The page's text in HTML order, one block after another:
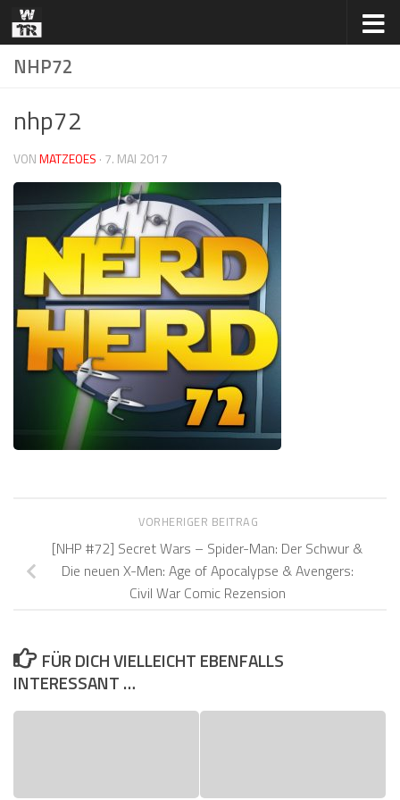
Zum Inhalt springen
NHP72
nhp72
VONMATZEOES · 7. MAI 2017
VORHERIGER BEITRAG
[NHP #72] Secret Wars – Spider-Man: Der Schwur &
Die neuen X-Men: Age of Apocalypse & Avengers:
Civil War Comic Rezension
FÜR DICH VIELLEICHT EBENFALLS
INTERESSANT …